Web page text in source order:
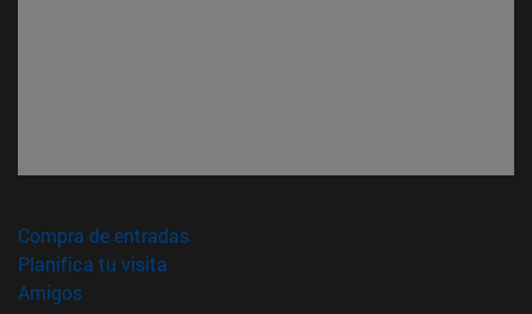
Compra de entradas(abre en nueva ventana)
Planifica tu visita
Amigos(abre en nueva ventana)